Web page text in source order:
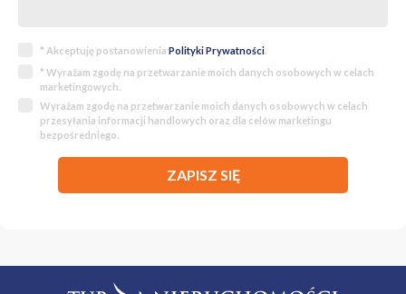
* Akceptuję postanowienia Polityki Prywatności.
* Wyrażam zgodę na przetwarzanie moich danych osobowych w celach
marketingowych.
Wyrażam zgodę na przetwarzanie moich danych osobowych w celach
przesyłania informacji handlowych oraz dla celów marketingu
bezpośredniego.
ZAPISZ SIĘ